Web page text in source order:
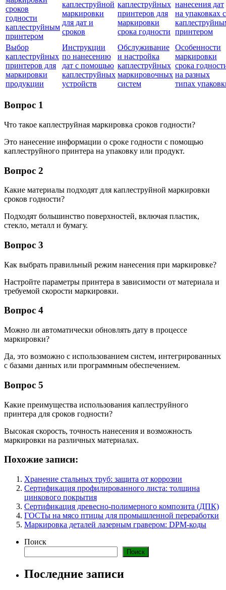
сроков
годности
каплеструйным
принтером
каплеструйной
маркировки
для дат и
сроков
каплеструйных
принтеров для
маркировки
срока годности
нанесения дат
на упаковках с
принтером
Выбор
каплеструйных
принтеров для
маркировки
продукции
Инструкции
по нанесению
дат с помощью
каплеструйных
устройств
Обслуживание
и настройка
каплеструйных
маркировочных
систем
Особенности
маркировки
срока
на разных
типах
Вопрос 1
Что такое каплеструйная маркировка сроков годности?
Это нанесение информации о сроке годности с помощью
каплеструйного принтера на упаковку или продукт.
Вопрос 2
Какие материалы подходят для каплеструйной маркировки
сроков годности?
Подходят большинство поверхностей, включая пластик,
стекло, металл и бумагу.
Вопрос 3
Как выбрать правильный режим нанесения при маркировке?
Настройте параметры принтера в зависимости от материала и
требуемой скорости маркировки.
Вопрос 4
Можно ли автоматически обновлять дату в процессе
маркировки?
Да, это возможно с использованием систем, интегрированных
с базами данных или программным обеспечением.
Вопрос 5
Какие преимущества использования каплеструйного
принтера для сроков годности?
Высокая скорость, точность нанесения и возможность
маркировки на различных материалах.
Похожие записи:
Хранение стальных труб: защита от коррозии
Сертификация профилированного листа: толщина
цинкового покрытия
Сертификация древесно-полимерного композита (ДПК)
ГОСТы на мясо птицы для промышленной переработки
Маркировка деталей лазерным гравером: DPM-коды
Поиск
Поиск
Последние записи